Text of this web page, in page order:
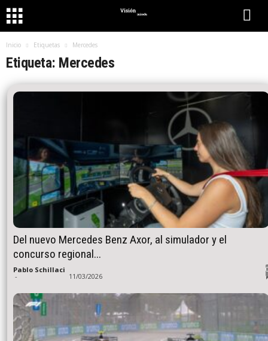
Inicio Etiquetas Mercedes
Etiqueta: Mercedes
Del nuevo Mercedes Benz Axor, al simulador y el
concurso regional...
Pablo Schillaci
- 11/03/2026